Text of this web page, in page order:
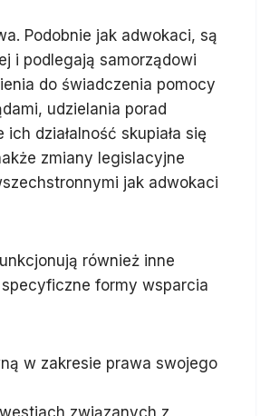
Podobnie jak adwokaci, są
i podlegają samorządowi
do świadczenia pomocy
udzielania porad
działalność skupiała się
zmiany legislacyjne
jak adwokaci
również inne
formy wsparcia
w zakresie prawa swojego
związanych z